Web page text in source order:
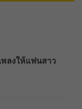
ลงให้แฟนสาว